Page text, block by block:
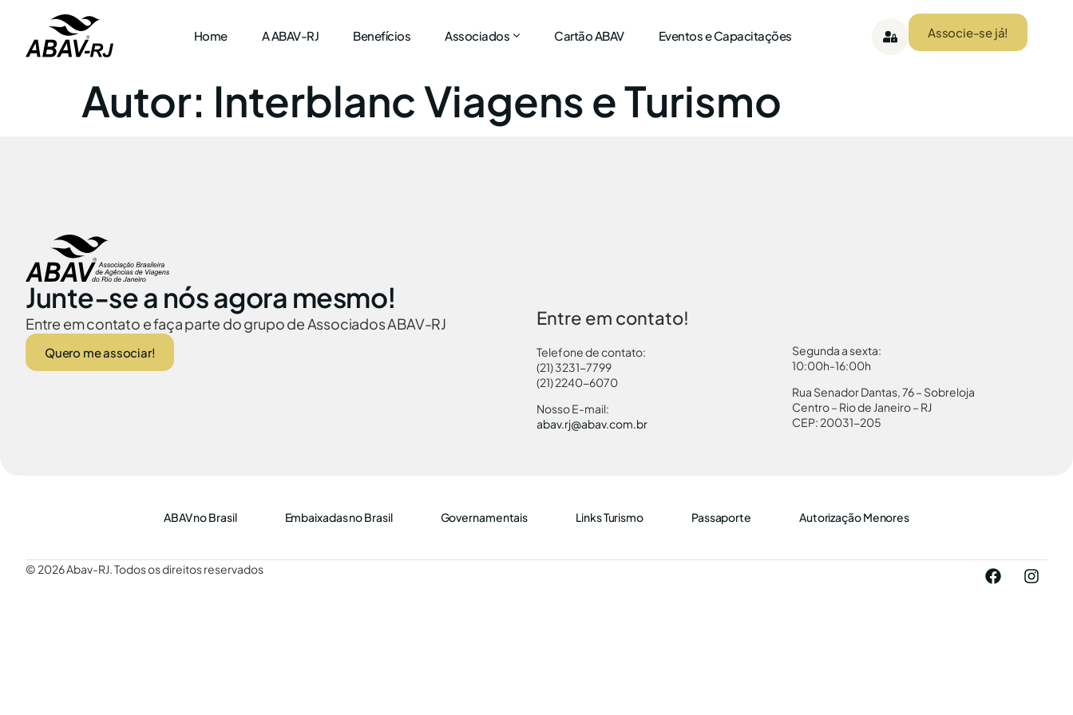
Home A ABAV-RJ Benefícios Associados Cartão ABAV Eventos e Capacitações Associe-se já!
Autor: Interblanc Viagens e Turismo
Junte-se a nós agora mesmo!
Entre em contato e faça parte do grupo de Associados ABAV-RJ
Quero me associar!
Entre em contato!
Telefone de contato:
(21) 3231-7799
(21) 2240-6070
Nosso E-mail:
abav.rj@abav.com.br
Segunda a sexta:
10:00h-16:00h
Rua Senador Dantas, 76 – Sobreloja
Centro – Rio de Janeiro – RJ
CEP: 20031-205
ABAV no Brasil Embaixadas no Brasil Governamentais Links Turismo Passaporte Autorização Menores
© 2026 Abav-RJ. Todos os direitos reservados